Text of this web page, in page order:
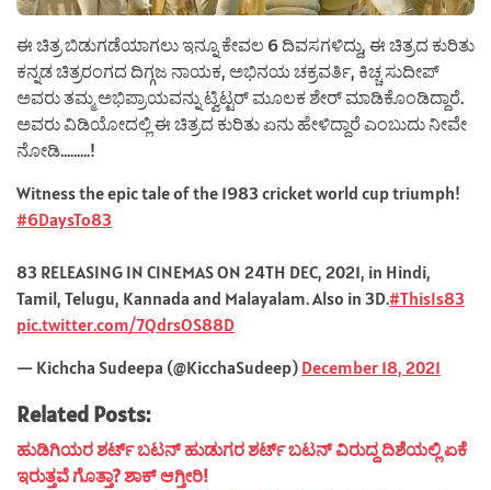
ಈ ಚಿತ್ರ ಬಿಡುಗಡೆಯಾಗಲು ಇನ್ನೂ ಕೇವಲ 6 ದಿವಸಗಳಿದ್ದು, ಈ ಚಿತ್ರದ ಕುರಿತು
ಕನ್ನಡ ಚಿತ್ರರಂಗದ ದಿಗ್ಗಜ ನಾಯಕ, ಅಭಿನಯ ಚಕ್ರವರ್ತಿ, ಕಿಚ್ಚ ಸುದೀಪ್
ಅವರು ತಮ್ಮ ಅಭಿಪ್ರಾಯವನ್ನು ಟ್ವಿಟ್ಟರ್ ಮೂಲಕ ಶೇರ್ ಮಾಡಿಕೊಂಡಿದ್ದಾರೆ.
ಅವರು ವಿಡಿಯೋದಲ್ಲಿ ಈ ಚಿತ್ರದ ಕುರಿತು ಏನು ಹೇಳಿದ್ದಾರೆ ಎಂಬುದು ನೀವೇ
ನೋಡಿ………!
Witness the epic tale of the 1983 cricket world cup triumph!
#6DaysTo83
83 RELEASING IN CINEMAS ON 24TH DEC, 2021, in Hindi,
Tamil, Telugu, Kannada and Malayalam. Also in 3D.#ThisIs83
pic.twitter.com/7QdrsOS88D
— Kichcha Sudeepa (@KicchaSudeep) December 18, 2021
Related Posts:
ಹುಡಿಗಿಯರ ಶರ್ಟ್ ಬಟನ್ ಹುಡುಗರ ಶರ್ಟ್ ಬಟನ್ ವಿರುದ್ದ ದಿಶೆಯಲ್ಲಿ ಏಕೆ
ಇರುತ್ತವೆ ಗೊತ್ತಾ? ಶಾಕ್ ಆಗ್ತೀರಿ!